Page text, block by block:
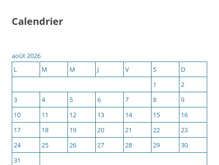
Calendrier
août 2026
L
M M J V S
D
1
2
3
4 5 6 7 8
9
10
11 12 13 14 15
16
17
18 19 20 21 22
23
24
25 26 27 28 29
30
31